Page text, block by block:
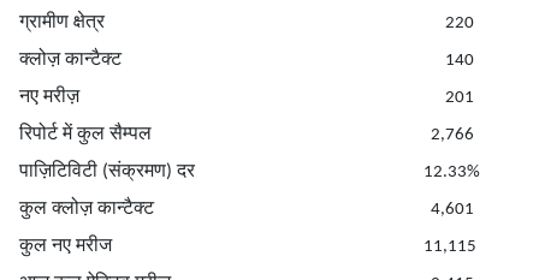
ग्रामीण क्षेत्र 220
क्लोज़ कान्टैक्ट 140
नए मरीज़ 201
रिपोर्ट में कुल सैम्पल 2,766
पाज़िटिविटी (संक्रमण) दर 12.33%
कुल क्लोज़ कान्टैक्ट 4,601
कुल नए मरीज 11,115